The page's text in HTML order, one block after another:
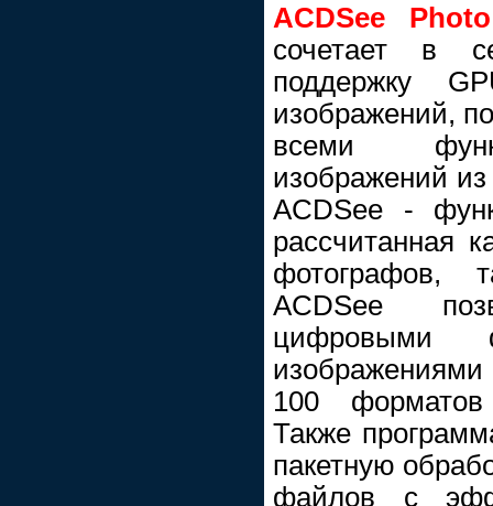
ACDSee
сочетает в
поддержку
изображений,
всеми
изображений
ACDSee -
рассчитанная
фотографов,
ACDSee
цифровыми
100
Также
пакетную
файлов с